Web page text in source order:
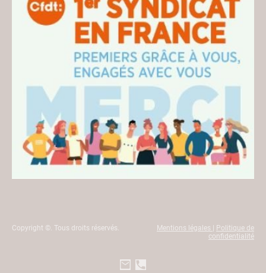
Copyright ©. Tous droits réservés. Mentions légales
Politique de
confidentialité